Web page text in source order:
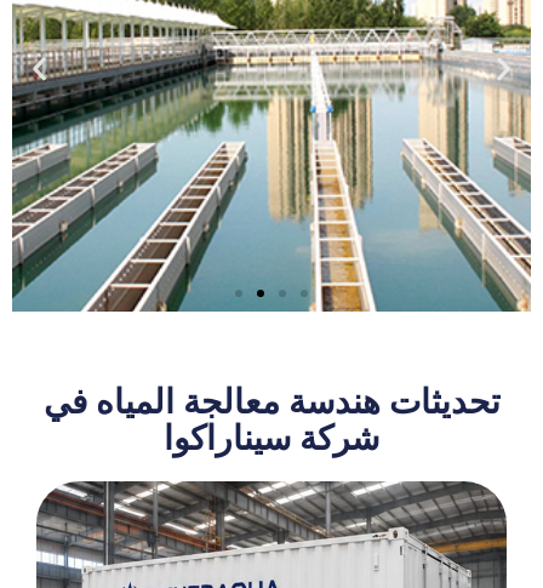
الشرب البلدية EPC
تحديثات هندسة معالجة المياه في
شركة سيناراكوا